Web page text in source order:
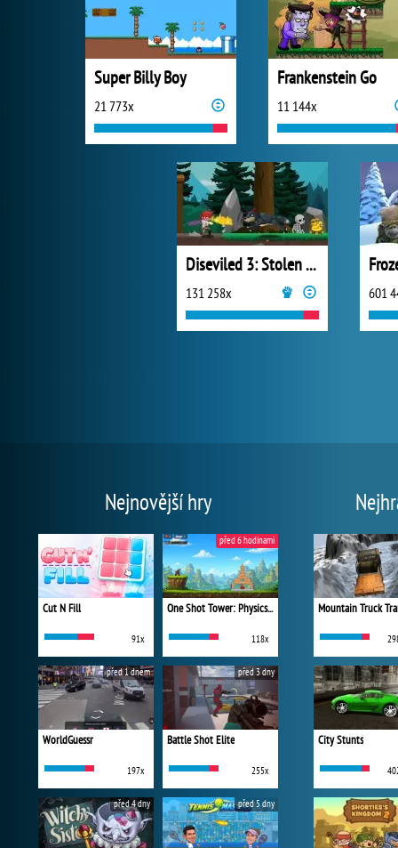
Super Billy Boy
21 773x
Frankenstein Go
11 144x
Diseviled 3: Stolen Kingdom
131 258x 601
Nejnovější hry
Cut N Fill
91x
One Shot Tower: Physics Destroyer
118x
před 6 hodinami
WorldGuessr
197x
před 1 dnem
Battle Shot Elite
255x
před 3 dny
před 4 dny před 5 dny
Mountain Truck
City Stunts